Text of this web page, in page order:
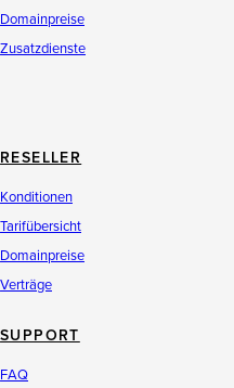
Domainpreise
Zusatzdienste
RESELLER
Konditionen
Tarifübersicht
Domainpreise
Verträge
SUPPORT
FAQ